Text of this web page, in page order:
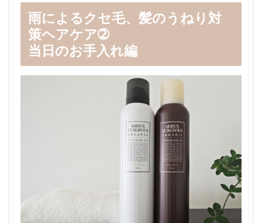
雨によるクセ毛、髪のうねり対
策ヘアケア➁
当日のお手入れ編